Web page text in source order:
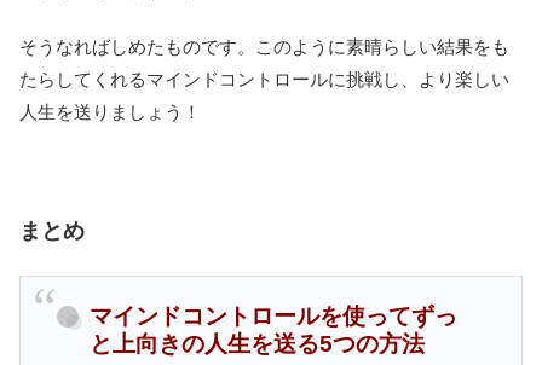
そうなればしめたものです。このように素晴らしい結果をも
たらしてくれるマインドコントロールに挑戦し、より楽しい
人生を送りましょう！
まとめ
マインドコントロールを使ってずっ
と上向きの人生を送る5つの方法